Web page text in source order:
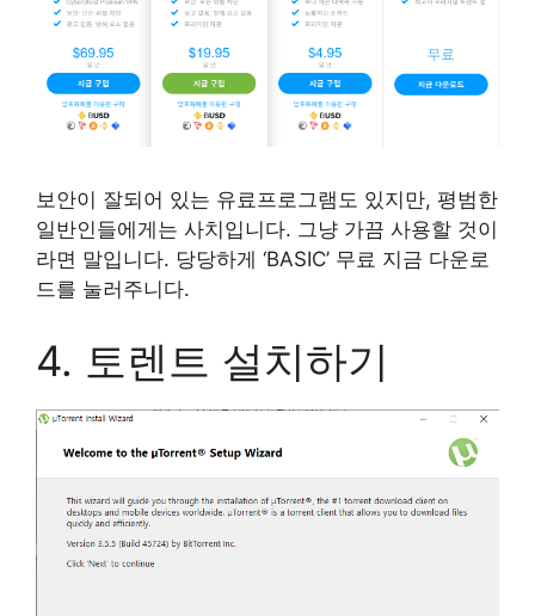
보안이 잘되어 있는 유료프로그램도 있지만, 평범한
일반인들에게는 사치입니다. 그냥 가끔 사용할 것이
라면 말입니다. 당당하게 ‘BASIC’ 무료 지금 다운로
드를 눌러주니다.
4. 토렌트 설치하기